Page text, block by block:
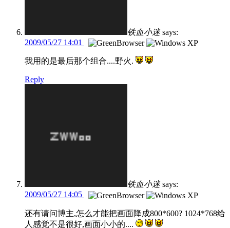
铁血小迷 says:
2009/05/27 14:01
我用的是最后那个组合....野火.
Reply
铁血小迷 says:
2009/05/27 14:05
还有请问博主,怎么才能把画面降成800*600? 1024*768给
人感觉不是很好,画面小小的....